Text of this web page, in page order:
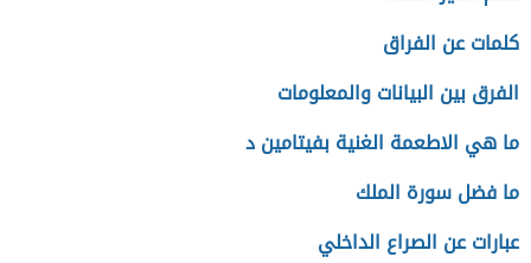
كلمات عن الفراق
الفرق بين البيانات والمعلومات
ما هي الاطعمة الغنية بفيتامين د
ما فضل سورة الملك
عبارات عن الصراع الداخلي